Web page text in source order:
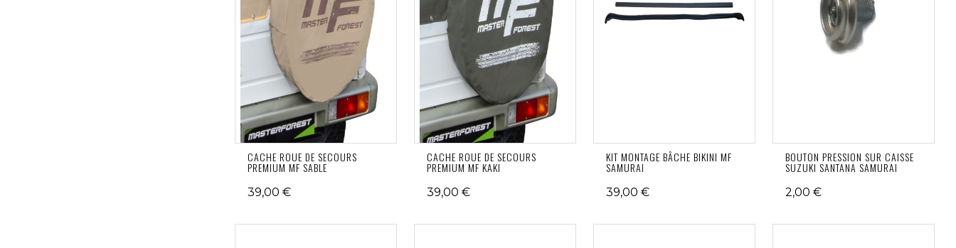
CACHE ROUE DE SECOURS
PREMIUM MF SABLE
39,00 €
CACHE ROUE DE SECOURS
PREMIUM MF KAKI
39,00 €
KIT MONTAGE BÂCHE BIKINI MF
SAMURAI
39,00 €
BOUTON PRESSION SUR CAISSE
SUZUKI SANTANA SAMURAI
2,00 €